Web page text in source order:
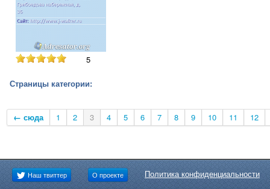
5
Страницы категории:
← сюда 1 2 3 4 5 6 7 8 9 10 11 12
Наш твиттер О проекте Политика конфиденциальности